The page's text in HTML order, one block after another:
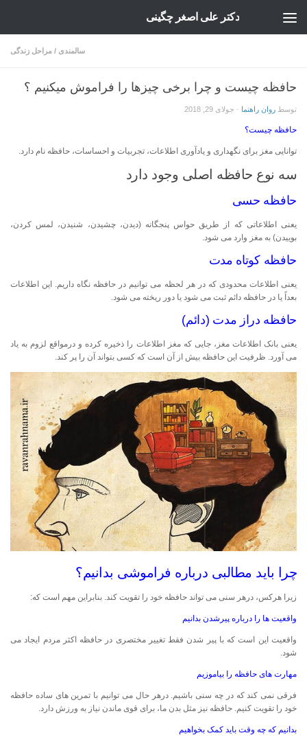
دکتر علی اصغر چگینی
سالمندی / مراحل زندگی
حافظه چیست و چرا برخی چیزها را فراموش میکنیم ؟
توسط روان راهنما · جولای 29, 2018
حافظه چیست؟
توانایی مغز برای نگهداری و یادآوری اطلاعات، تجربیات و احساسات، حافظه نام دارد.
سه نوع حافظه اصلی وجود دارد
حافظه حسی
یعنی اطلاعاتی که از طریق حواس پنجگانه (دیدن، چشیدن، شنیدن، لمس کردن،
بوییدن) به مغز وارد می شود.
حافظه کوتاه مدت
یعنی اطلاعات محدودی که در هر لحظه می توانیم در حافظه نگاه داریم. این اطلاعات
بعداً یا در حافظه دائم ثبت می شود یا دور ریخته می شود.
حافظه دراز مدت (دائم)
یعنی بانک اطلاعات مغز، جایی که مغز اطلاعات را ذخیره کرده و درمواقع لزوم به یاد
می آورد. ظرفیت این حافظه بیش از آن است که کسی بتواند آن را پر کند.
چرا باید مطالبی درباره فراموشی بدانیم؟
زیرا هرکس، درهر سنی می تواند حافظه خود را تقویت کند. بنابراین مهم است که:
واقعیت ها را درباره پیرشدن بدانیم
واقعیت این است که با پیر شدن فقط تغییر مختصری در حافظه اکثر مردم ایجاد می
شود.
مهارت های حافظه را بیاموزیم
فرقی نمی کند که در چه سنی باشیم. درهر حال می توانیم با تمرین های ساده حافظه
خود را تقویت کنیم. حافظه نیز مثل بدن ما، برای قوی ماندن نیاز به ورزش دارد.
بدانیم که چه وقت باید کمک بخواهیم